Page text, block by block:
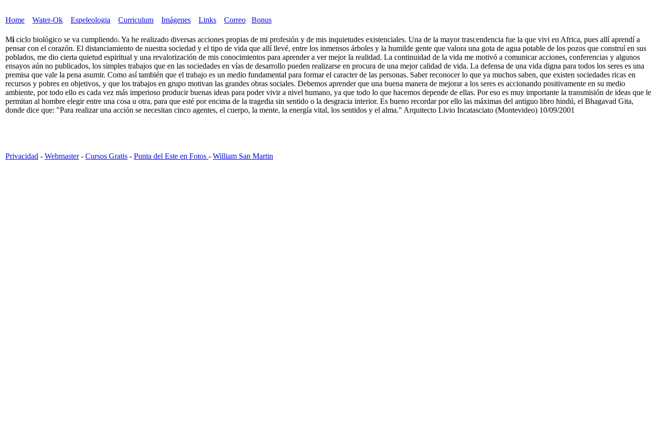
Home Water-Ok Espeleologia Curriculum Imágenes Links Correo Bonus
Mi ciclo biológico se va cumpliendo. Ya he realizado diversas acciones propias de mi profesión y de mis inquietudes existenciales. Una de la mayor trascendencia fue la que vivi en Africa, pues allí aprendí a
pensar con el corazón. El distanciamiento de nuestra sociedad y el tipo de vida que allí llevé, entre los inmensos árboles y la humilde gente que valora una gota de agua potable de los pozos que construí en sus
poblados, me dio cierta quietud espiritual y una revalorización de mis conocimientos para aprender a ver mejor la realidad. La continuidad de la vida me motivó a comunicar acciones, conferencias y algunos
ensayos aún no publicados, los simples trabajos que en las sociedades en vías de desarrollo pueden realizarse en procura de una mejor calidad de vida. La defensa de una vida digna para todos los seres es una
premisa que vale la pena asumir. Como así también que el trabajo es un medio fundamental para formar el caracter de las personas. Saber reconocer lo que ya muchos saben, que existen sociedades ricas en
recursos y pobres en objetivos, y que los trabajos en grupo motivan las grandes obras sociales. Debemos aprender que una buena manera de mejorar a los seres es accionando positivamente en su medio
ambiente, por todo ello es cada vez más imperioso producir buenas ideas para poder vivir a nivel humano, ya que todo lo que hacemos depende de ellas. Por eso es muy importante la transmisión de ideas que le
permitan al hombre elegir entre una cosa u otra, para que esté por encima de la tragedia sin sentido o la desgracia interior. Es bueno recordar por ello las máximas del antiguo libro hindú, el Bhagavad Gita,
donde dice que: "Para realizar una acción se necesitan cinco agentes, el cuerpo, la mente, la energía vital, los sentidos y el alma." Arquitecto Livio Incatasciato (Montevideo) 10/09/2001
Privacidad - Webmaster- Cursos Gratis - Punta del Este en Fotos - William San Martin